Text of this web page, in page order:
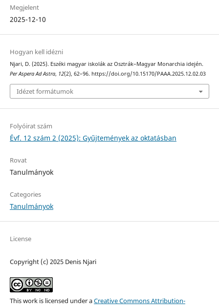
Megjelent
2025-12-10
Hogyan kell idézni
Njari, D. (2025). Eszéki magyar iskolák az Osztrák–Magyar Monarchia idején.
Per Aspera Ad Astra, 12(2), 62–96. https://doi.org/10.15170/PAAA.2025.12.02.03
Idézet formátumok
Folyóirat szám
Évf. 12 szám 2 (2025): Gyűjtemények az oktatásban
Rovat
Tanulmányok
Categories
Tanulmányok
License
Copyright (c) 2025 Denis Njari
This work is licensed under aCreative Commons Attribution-